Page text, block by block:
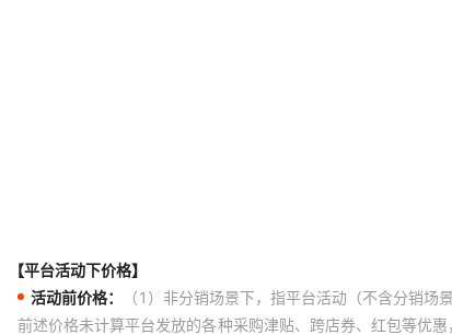
【平台活动下价格】
活动前价格：
（1）非分销场景下，指平台活动（不含分销
前述价格未计算平台发放的各种采购津贴、跨店券、红包等优